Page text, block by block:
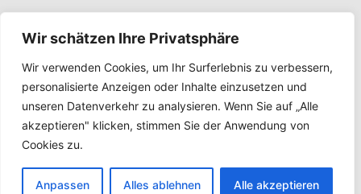
Wir schätzen Ihre Privatsphäre
Wir verwenden Cookies, um Ihr Surferlebnis zu verbessern,
personalisierte Anzeigen oder Inhalte einzusetzen und
unseren Datenverkehr zu analysieren. Wenn Sie auf „Alle
akzeptieren" klicken, stimmen Sie der Anwendung von
Cookies zu.
Anpassen Alles ablehnen Alle akzeptieren